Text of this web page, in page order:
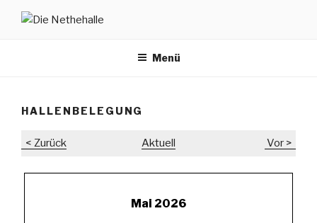
Inhalt
Menü
HALLENBELEGUNG
< Zurück Aktuell Vor >
Mai 2026